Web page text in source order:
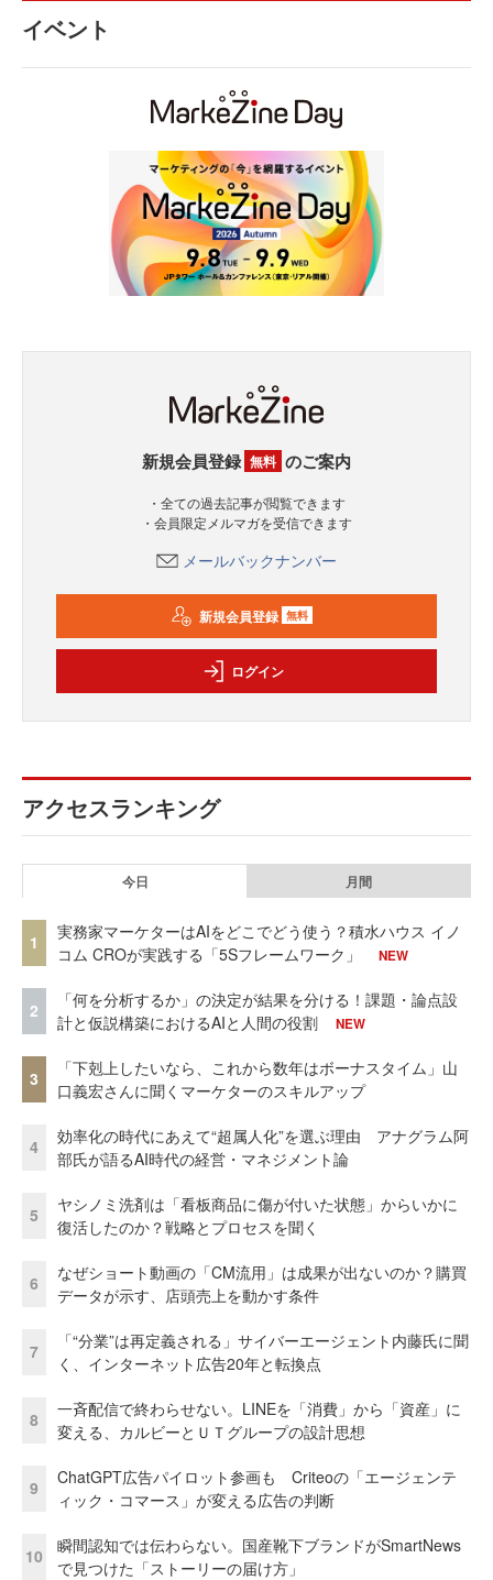
イベント
新規会員登録 無料 のご案内
・全ての過去記事が閲覧できます
・会員限定メルマガを受信できます
メールバックナンバー
新規会員登録 無料
ログイン
アクセスランキング
今日 月間
1
実務家マーケターはAIをどこでどう使う？積水ハウス イノ
コム CROが実践する「5Sフレームワーク」
NEW
2
「何を分析するか」の決定が結果を分ける！課題・論点設
計と仮説構築におけるAIと人間の役割
NEW
3
「下剋上したいなら、これから数年はボーナスタイム」山
口義宏さんに聞くマーケターのスキルアップ
4
効率化の時代にあえて“超属人化”を選ぶ理由 アナグラム阿
部氏が語るAI時代の経営・マネジメント論
5
ヤシノミ洗剤は「看板商品に傷が付いた状態」からいかに
復活したのか？戦略とプロセスを聞く
6
なぜショート動画の「CM流用」は成果が出ないのか？購買
データが示す、店頭売上を動かす条件
7
「“分業”は再定義される」サイバーエージェント内藤氏に聞
く、インターネット広告20年と転換点
8
一斉配信で終わらせない。LINEを「消費」から「資産」に
変える、カルビーとＵＴグループの設計思想
9
ChatGPT広告パイロット参画も Criteoの「エージェンテ
ィック・コマース」が変える広告の判断
10
瞬間認知では伝わらない。国産靴下ブランドがSmartNews
で見つけた「ストーリーの届け方」